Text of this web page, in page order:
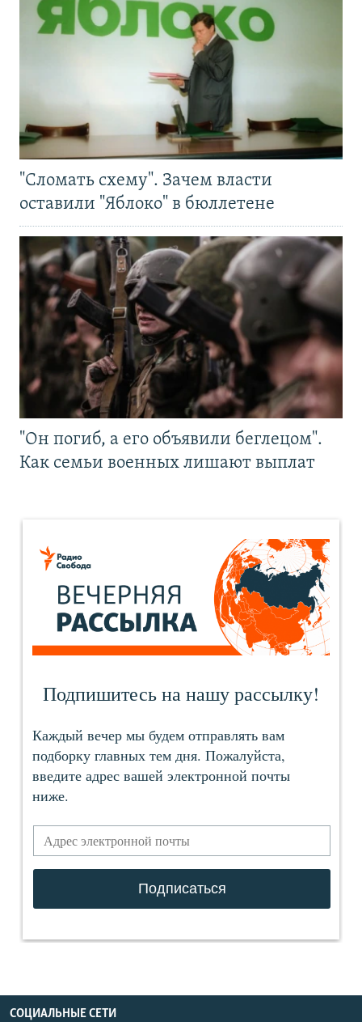
"Сломать схему". Зачем власти
оставили "Яблоко" в бюллетене
"Он погиб, а его объявили беглецом".
Как семьи военных лишают выплат
СОЦИАЛЬНЫЕ СЕТИ